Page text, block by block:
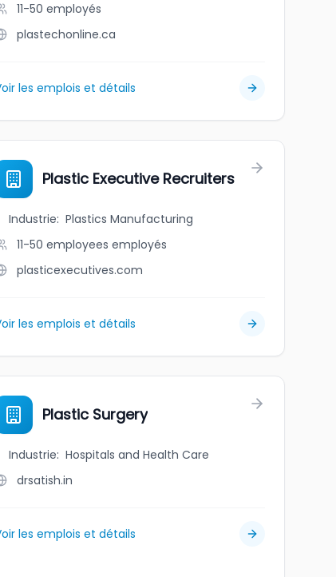
11-50 employés
plastechonline.ca
les emplois et détails
Plastic Executive Recruiters
Industrie: Plastics Manufacturing
11-50 employees employés
plasticexecutives.com
les emplois et détails
Plastic Surgery
Industrie: Hospitals and Health Care
drsatish.in
les emplois et détails